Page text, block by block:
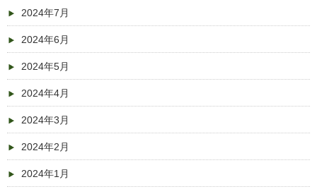
2024年7月
2024年6月
2024年5月
2024年4月
2024年3月
2024年2月
2024年1月